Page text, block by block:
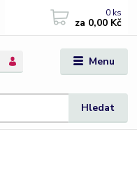
Menu
Hledat
0 ks
za 0,00 Kč